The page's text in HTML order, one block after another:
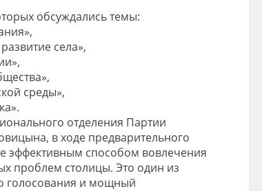
обсуждались темы:
села»,
среды»,
отделения Партии
в ходе предварительного
эффективным способом вовлечения
проблем столицы. Это один из
голосования и мощный